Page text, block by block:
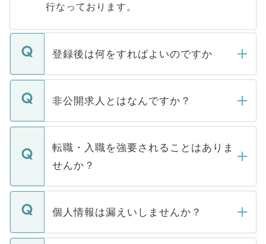
行なっております。
登録後は何をすればよいのですか
ご登録いただきましたら、弊社担当者がご
登録内容を確認し、その後メールもしくは
ます。通常、5営業日以内にはご連絡をせて
いただきますので、しばらくお待ちくださ
非公開求人とはなんですか？
マイナビDOCTORで取り扱っている求人の
うち約3割は、Webサイトからご覧いただ
けない「非公開求人」です。非公開求人は
下記の理由によって、一般には公開してい
ません。
■応募殺到を避けるため 人気のある医療機
関を公にしてしまうと、応募が殺到する場
転職・入職を強要されることはありま
せんか？
転職・入職を強要することは一切ありませ
ん。また、仮に応募先から内定をいただい
定を承諾する必要はありません。内定先へ
個人情報は漏えいしませんか？
個人情報が漏えいすることはありませんの